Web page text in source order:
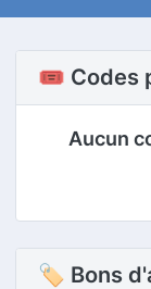
🎟️ Codes
Aucun
🏷 Bons